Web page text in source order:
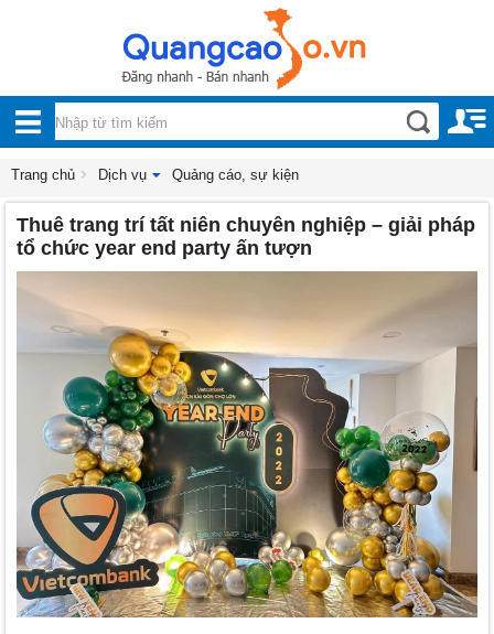
BỘ
DANH
MỤC
Nội, ngoại thất
Điện thoại, Viễn thông
Dịch vụ
Công nghiệp, xây dựng
Trang chủ Dịch vụ Quảng cáo, sự kiện
Thuê trang trí tất niên chuyên nghiệp – giải pháp
tổ chức year end party ấn tượn